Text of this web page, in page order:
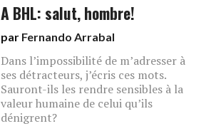
A BHL: salut, hombre!
par Fernando Arrabal
Dans l’impossibilité de m’adresser à
ses détracteurs, j’écris ces mots.
Sauront-ils les rendre sensibles à la
valeur humaine de celui qu’ils
dénigrent?